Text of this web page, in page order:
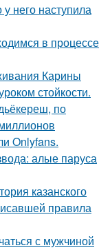
него наступила
в процессе
Карины
стойкости.
по
Onlyfans.
алые паруса
казанского
правила
с мужчиной